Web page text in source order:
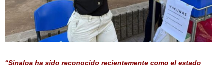
“Sinaloa ha sido reconocido recientemente como el estado